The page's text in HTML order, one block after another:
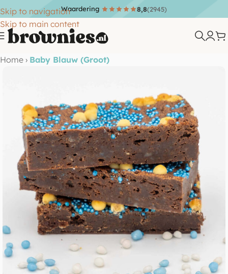
Skip to navigation
Skip to main content
Waardering 8,8(2945)
Home › Baby Blauw (Groot)